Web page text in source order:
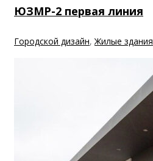
ЮЗМР-2 первая линия
Городской дизайн, Жилые здания